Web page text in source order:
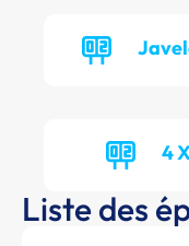
4
Liste des